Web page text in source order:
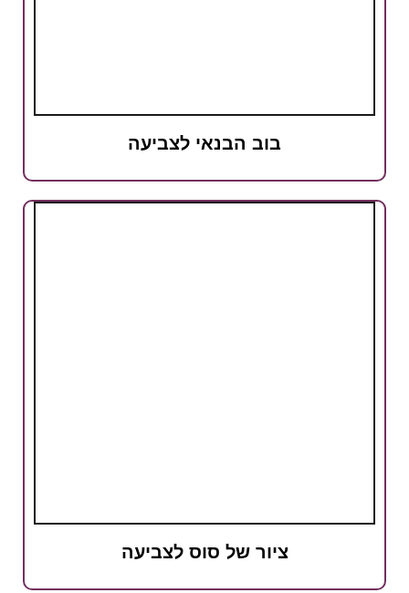
בוב הבנאי לצביעה
ציור של סוס לצביעה